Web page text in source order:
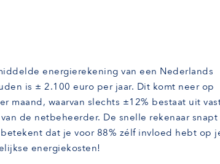
energierekening van een Nederlands
is ± 2.100 euro per jaar. Dit komt neer op
maand, waarvan slechts ±12% bestaat uit
de netbeheerder. De snelle rekenaar snapt
dat je voor 88% zélf invloed hebt op
energiekosten!